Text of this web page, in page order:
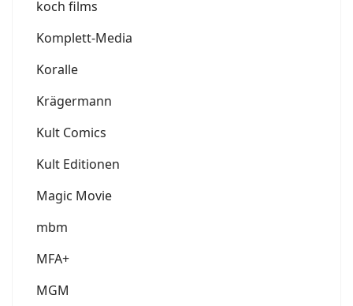
koch films
Komplett-Media
Koralle
Krägermann
Kult Comics
Kult Editionen
Magic Movie
mbm
MFA+
MGM